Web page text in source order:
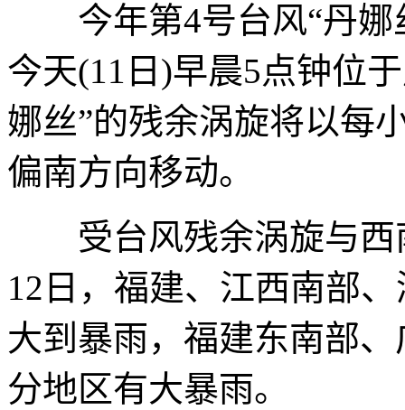
今年第4号台风“丹娜
今天(11日)早晨5点钟位
娜丝”的残余涡旋将以每
偏南方向移动。
受台风残余涡旋与西
12日，福建、江西南部
大到暴雨，福建东南部
分地区有大暴雨。